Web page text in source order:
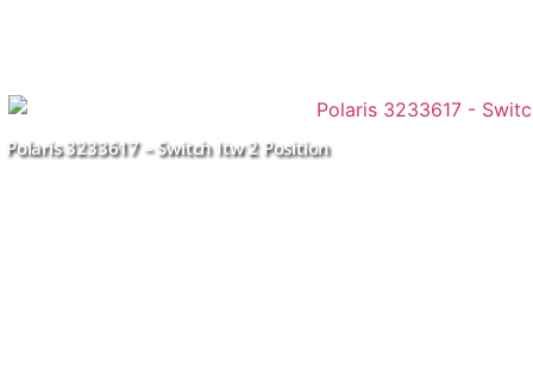
Polaris 3233617 – Switch Itw 2 Position